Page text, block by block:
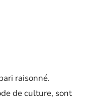
raisonné.
de culture, sont